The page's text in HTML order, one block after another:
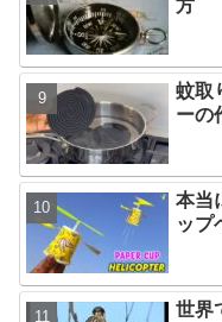
方
蚊取
ーの
本当
ップ
世界